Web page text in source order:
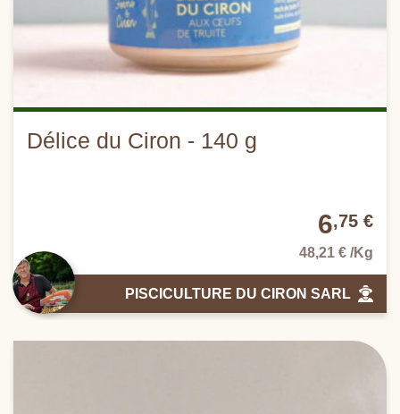
Délice du Ciron - 140 g
6,75 €
48,21 € /Kg
PISCICULTURE DU CIRON SARL